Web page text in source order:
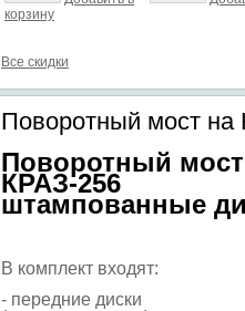
корзину
Все скидки
Поворотный мост
Поворотный
КРАЗ-256
штампованные
В комплект входят:
- передние диски